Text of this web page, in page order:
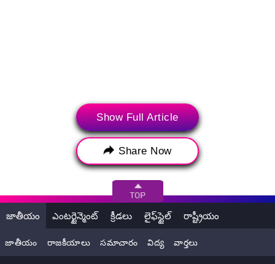
2024 rasi phalalu in telugu
astrology in telugu
kumbha rashi phalalu may 2024
Show Full Article
Share Now
జాతీయం ఎంటర్టైన్మెంట్ క్రీడలు లైఫ్‌స్టైల్ రాష్ట్రీయం
జాతీయం రాజకీయాలు సమాచారం విద్య వార్తలు